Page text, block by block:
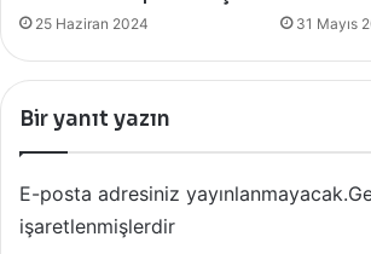
25 Haziran 2024 31 Mayıs
Bir yanıt yazın
E-posta adresiniz yayınlanmayacak.
işaretlenmişlerdir